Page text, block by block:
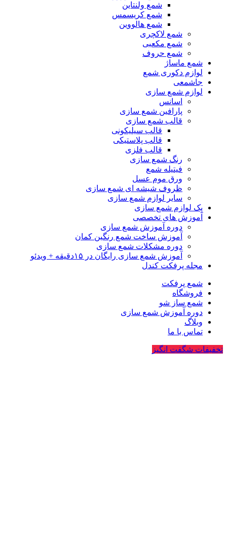
شمع ولنتاین
شمع کریسمس
شمع هالووین
شمع لاکچری
شمع مکعبی
شمع حروف
شمع ماساژ
لوازم دکوری شمع
جاشمعی
لوازم شمع سازی
اسانس
پارافین شمع سازی
قالب شمع سازی
قالب سیلیکونی
قالب پلاستیکی
قالب فلزی
رنگ شمع سازی
فیتیله شمع
ورق موم عسل
ظروف شیشه ای شمع سازی
سایر لوازم شمع سازی
پک لوازم شمع سازی
آموزش های تخصصی
دوره آموزش شمع سازی
آموزش ساخت شمع رنگین کمان
دوره مشکلات شمع سازی
آموزش شمع سازی رایگان در ۱۵دقیقه + ویدئو
مجله پرفکت کندل
شمع پرفکت
فروشگاه
شمع ساز شو
دوره آموزش شمع سازی
وبلاگ
تماس با ما
تخفیفات شگفت انگیز